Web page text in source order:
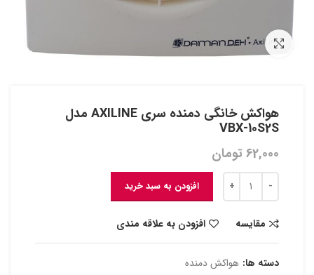
بزرگنمایی تصویر
هواکش خانگی دمنده سری AXILINE مدل
VBX-10S2S
62,000 تومان
افزودن به سبد خرید
مقایسه افزودن به علاقه مندی
دسته ها: هواکش دمنده